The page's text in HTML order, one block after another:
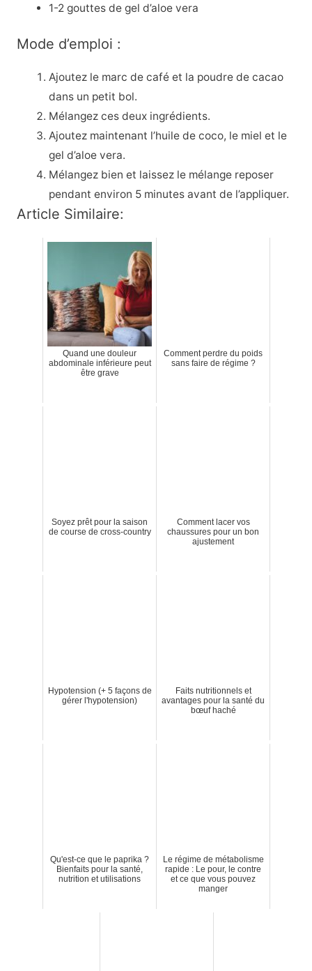
1-2 gouttes de gel d’aloe vera
Mode d’emploi :
Ajoutez le marc de café et la poudre de cacao
dans un petit bol.
Mélangez ces deux ingrédients.
Ajoutez maintenant l’huile de coco, le miel et le
gel d’aloe vera.
Mélangez bien et laissez le mélange reposer
pendant environ 5 minutes avant de l’appliquer.
Article Similaire:
Quand une douleur
abdominale inférieure peut
être grave
Comment perdre du poids
sans faire de régime ?
Soyez prêt pour la saison
de course de cross-country
Comment lacer vos
chaussures pour un bon
ajustement
Hypotension (+ 5 façons de
gérer l'hypotension)
Faits nutritionnels et
avantages pour la santé du
bœuf haché
Qu'est-ce que le paprika ?
Bienfaits pour la santé,
nutrition et utilisations
Le régime de métabolisme
rapide : Le pour, le contre
et ce que vous pouvez
manger